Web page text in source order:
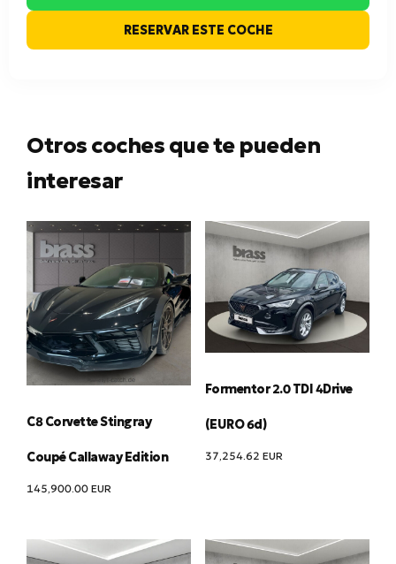
RESERVAR ESTE COCHE
Otros coches que te pueden
interesar
C8 Corvette Stingray
Coupé Callaway Edition
145,900.00 EUR
Formentor 2.0 TDI 4Drive
(EURO 6d)
37,254.62 EUR